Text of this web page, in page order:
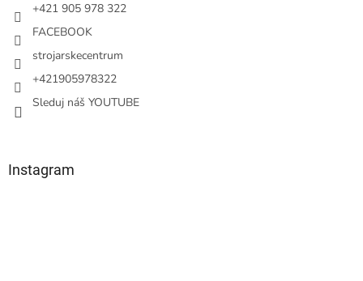
+421 905 978 322
FACEBOOK
strojarskecentrum
+421905978322
Sleduj náš YOUTUBE
Instagram